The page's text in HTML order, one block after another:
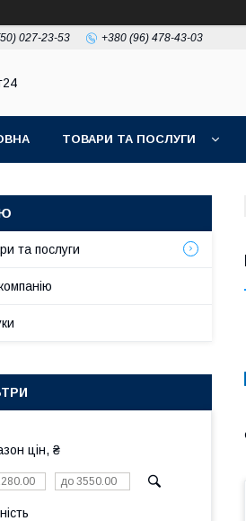
027-23-53 +380 (96) 478-43-03
ТОВАРИ ТА ПОСЛУГИ
та послуги
цін, ₴